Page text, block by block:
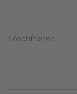
Löschfristen